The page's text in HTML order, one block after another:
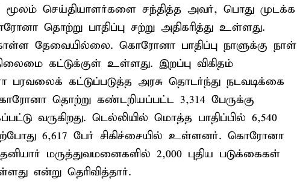
மூலம் செய்தியாளர்களை சந்தித்த அவர், பொது முடக்க
தொற்று பாதிப்பு சற்று அதிகரித்து உள்ளது.
தேவையில்லை. கொரோனா பாதிப்பு நாளுக்கு நாள்
கட்டுக்குள் உள்ளது. இறப்பு விகிதம்
கட்டுப்படுத்த அரசு தொடர்ந்து நடவடிக்கை
தொற்று கண்டறியப்பட்ட 3,314 பேருக்கு
வருகிறது. டெல்லியில் மொத்த பாதிப்பில் 6,540
6,617 பேர் சிகிச்சையில் உள்ளனர். கொரோனா
மருத்துவமனைகளில் 2,000 புதிய படுக்கைகள்
என்று தெரிவித்தார்.